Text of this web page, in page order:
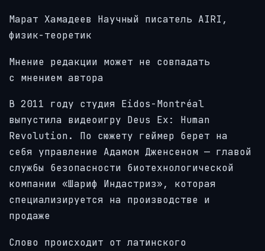
Марат Хамадеев Научный писатель AIRI,
физик-теоретик
Мнение редакции может не совпадать
с мнением автора
В 2011 году студия Eidos-Montréal
выпустила видеоигру Deus Ex: Human
Revolution. По сюжету геймер берет на
себя управление Адамом Дженсеном — главой
службы безопасности биотехнологической
компании «Шариф Индастриз», которая
специализируется на производстве и
продаже
Слово происходит от латинского